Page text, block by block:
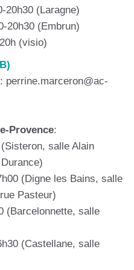
20h30 (Laragne)
20h30 (Embrun)
(visio)
perrine.marceron@ac-
Provence:
salle Alain
(Digne les Bains, salle
Pasteur)
(Barcelonnette, salle
(Castellane, salle